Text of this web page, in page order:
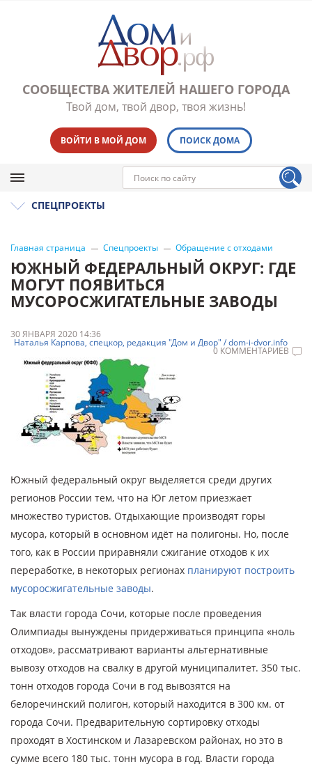
СООБЩЕСТВА ЖИТЕЛЕЙ НАШЕГО ГОРОДА
Твой дом, твой двор, твоя жизнь!
ВОЙТИ В МОЙ ДОМ ПОИСК ДОМА
СПЕЦПРОЕКТЫ
Главная страница Спецпроекты Обращение с отходами
ЮЖНЫЙ ФЕДЕРАЛЬНЫЙ ОКРУГ: ГДЕ
МОГУТ ПОЯВИТЬСЯ
МУСОРОСЖИГАТЕЛЬНЫЕ ЗАВОДЫ
30 ЯНВАРЯ 2020 14:36
Наталья Карпова, спецкор, редакция "Дом и Двор" / dom-i-dvor.info
0 КОММЕНТАРИЕВ
Южный федеральный округ выделяется среди других
регионов России тем, что на Юг летом приезжает
множество туристов. Отдыхающие производят горы
мусора, который в основном идёт на полигоны. Но, после
того, как в России приравняли сжигание отходов к их
переработке, в некоторых регионах планируют построить
мусоросжигательные заводы.
Так власти города Сочи, которые после проведения
Олимпиады вынуждены придерживаться принципа «ноль
отходов», рассматривают варианты альтернативные
вывозу отходов на свалку в другой муниципалитет. 350 тыс.
тонн отходов города Сочи в год вывозятся на
белоречинский полигон, который находится в 300 км. от
города Сочи. Предварительную сортировку отходы
проходят в Хостинском и Лазаревском районах, но это в
сумме всего 180 тыс. тонн мусора в год. Власти города